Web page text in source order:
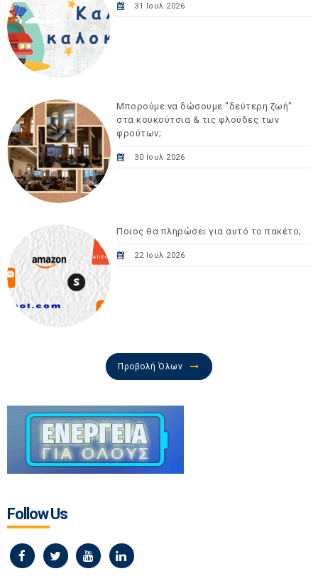
31 Ιουλ 2026
Μπορούμε να δώσουμε "δεύτερη ζωή"
στα κουκούτσια & τις φλούδες των
φρούτων;
30 Ιουλ 2026
Ποιος θα πληρώσει για αυτό το πακέτο;
22 Ιουλ 2026
Προβολή Όλων
Follow Us